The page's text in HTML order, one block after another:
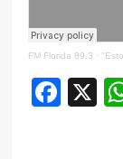
FM Florida 89.3 ·
X